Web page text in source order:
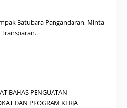
Batubara Pangandaran, Minta
Transparan.
BAHAS PENGUATAN
DAN PROGRAM KERJA